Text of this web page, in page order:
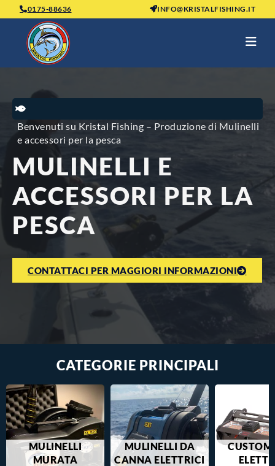
0175-88636 INFO@KRISTALFISHING.IT
Benvenuti su Kristal Fishing – Produzione di Mulinelli
e accessori per la pesca
MULINELLI E
ACCESSORI PER LA
PESCA
CONTATTACI PER MAGGIORI INFORMAZIONI
CATEGORIE PRINCIPALI
MULINELLI
MURATA
MULINELLI DA
CANNA ELETTRICI